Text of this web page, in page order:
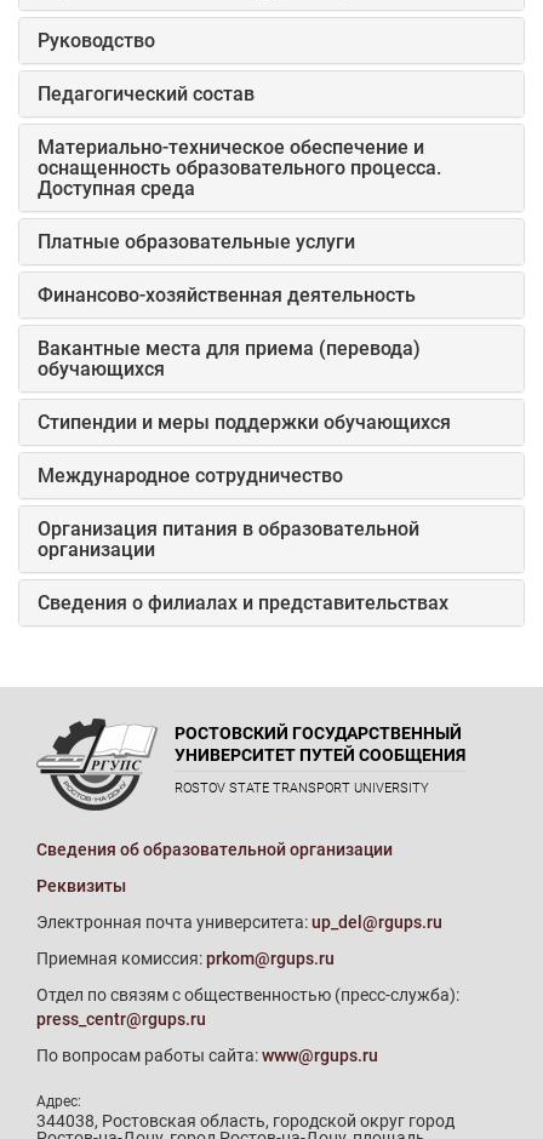
Руководство
Педагогический состав
Материально-техническое обеспечение и
оснащенность образовательного процесса.
Доступная среда
Платные образовательные услуги
Финансово-хозяйственная деятельность
Вакантные места для приема (перевода)
обучающихся
Стипендии и меры поддержки обучающихся
Международное сотрудничество
Организация питания в образовательной
организации
Сведения о филиалах и представительствах
РОСТОВСКИЙ ГОСУДАРСТВЕННЫЙ
УНИВЕРСИТЕТ ПУТЕЙ СООБЩЕНИЯ
ROSTOV STATE TRANSPORT UNIVERSITY
Сведения об образовательной организации
Реквизиты
Электронная почта университета:up_del@rgups.ru
Приемная комиссия:prkom@rgups.ru
Отдел по связям с общественностью (пресс-служба):
press_centr@rgups.ru
По вопросам работы сайта:www@rgups.ru
Адрес:
344038, Ростовская область, городской округ город